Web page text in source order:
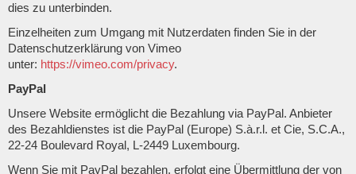
dies zu unterbinden.
Einzelheiten zum Umgang mit Nutzerdaten finden Sie in der
Datenschutzerklärung von Vimeo
unter: https://vimeo.com/privacy.
PayPal
Unsere Website ermöglicht die Bezahlung via PayPal. Anbieter
des Bezahldienstes ist die PayPal (Europe) S.à.r.l. et Cie, S.C.A.,
22-24 Boulevard Royal, L-2449 Luxembourg.
Wenn Sie mit PayPal bezahlen, erfolgt eine Übermittlung der von